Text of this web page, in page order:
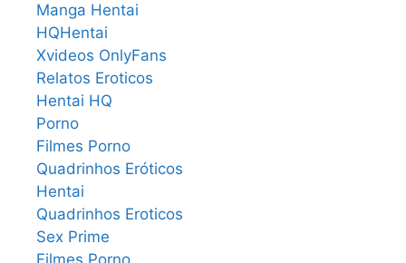
Manga Hentai
HQHentai
Xvideos OnlyFans
Relatos Eroticos
Hentai HQ
Porno
Filmes Porno
Quadrinhos Eróticos
Hentai
Quadrinhos Eroticos
Sex Prime
Filmes Porno